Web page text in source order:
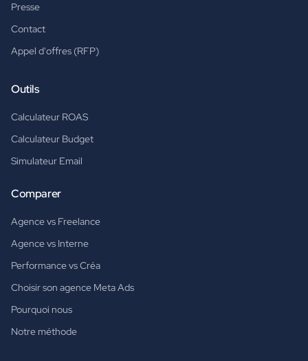
Presse
Contact
Appel d'offres (RFP)
Outils
Calculateur ROAS
Calculateur Budget
Simulateur Email
Comparer
Agence vs Freelance
Agence vs Interne
Performance vs Créa
Choisir son agence Meta Ads
Pourquoi nous
Notre méthode